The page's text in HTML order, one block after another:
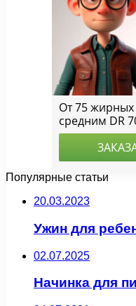
Популярные статьи
20.03.2023
Ужин для
02.07.2025
Начинка для